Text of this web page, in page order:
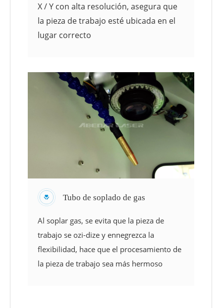
X / Y con alta resolución, asegura que
la pieza de trabajo esté ubicada en el
lugar correcto
Tubo de soplado de gas
Al soplar gas, se evita que la pieza de
trabajo se ozi-dize y ennegrezca la
flexibilidad, hace que el procesamiento de
la pieza de trabajo sea más hermoso